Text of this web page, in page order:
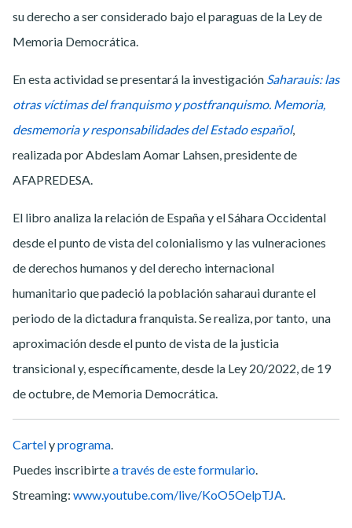
su derecho a ser considerado bajo el paraguas de la Ley de
Memoria Democrática.
En esta actividad se presentará la investigación Saharauis: las
otras víctimas del franquismo y postfranquismo. Memoria,
desmemoria yresponsabilidades del Estado español,
realizada por Abdeslam Aomar Lahsen, presidente de
AFAPREDESA.
El libro analiza la relación de España y el Sáhara Occidental
desde el punto de vista del colonialismo y las vulneraciones
de derechos humanos y del derecho internacional
humanitario que padeció la población saharaui durante el
periodo de la dictadura franquista. Se realiza, por tanto, una
aproximación desde el punto de vista de la justicia
transicional y, específicamente, desde la Ley 20/2022, de 19
de octubre, de Memoria Democrática.
Cartelyprograma.
Puedes inscribirtea través de este formulario.
Streaming: www.youtube.com/live/KoO5OelpTJA.